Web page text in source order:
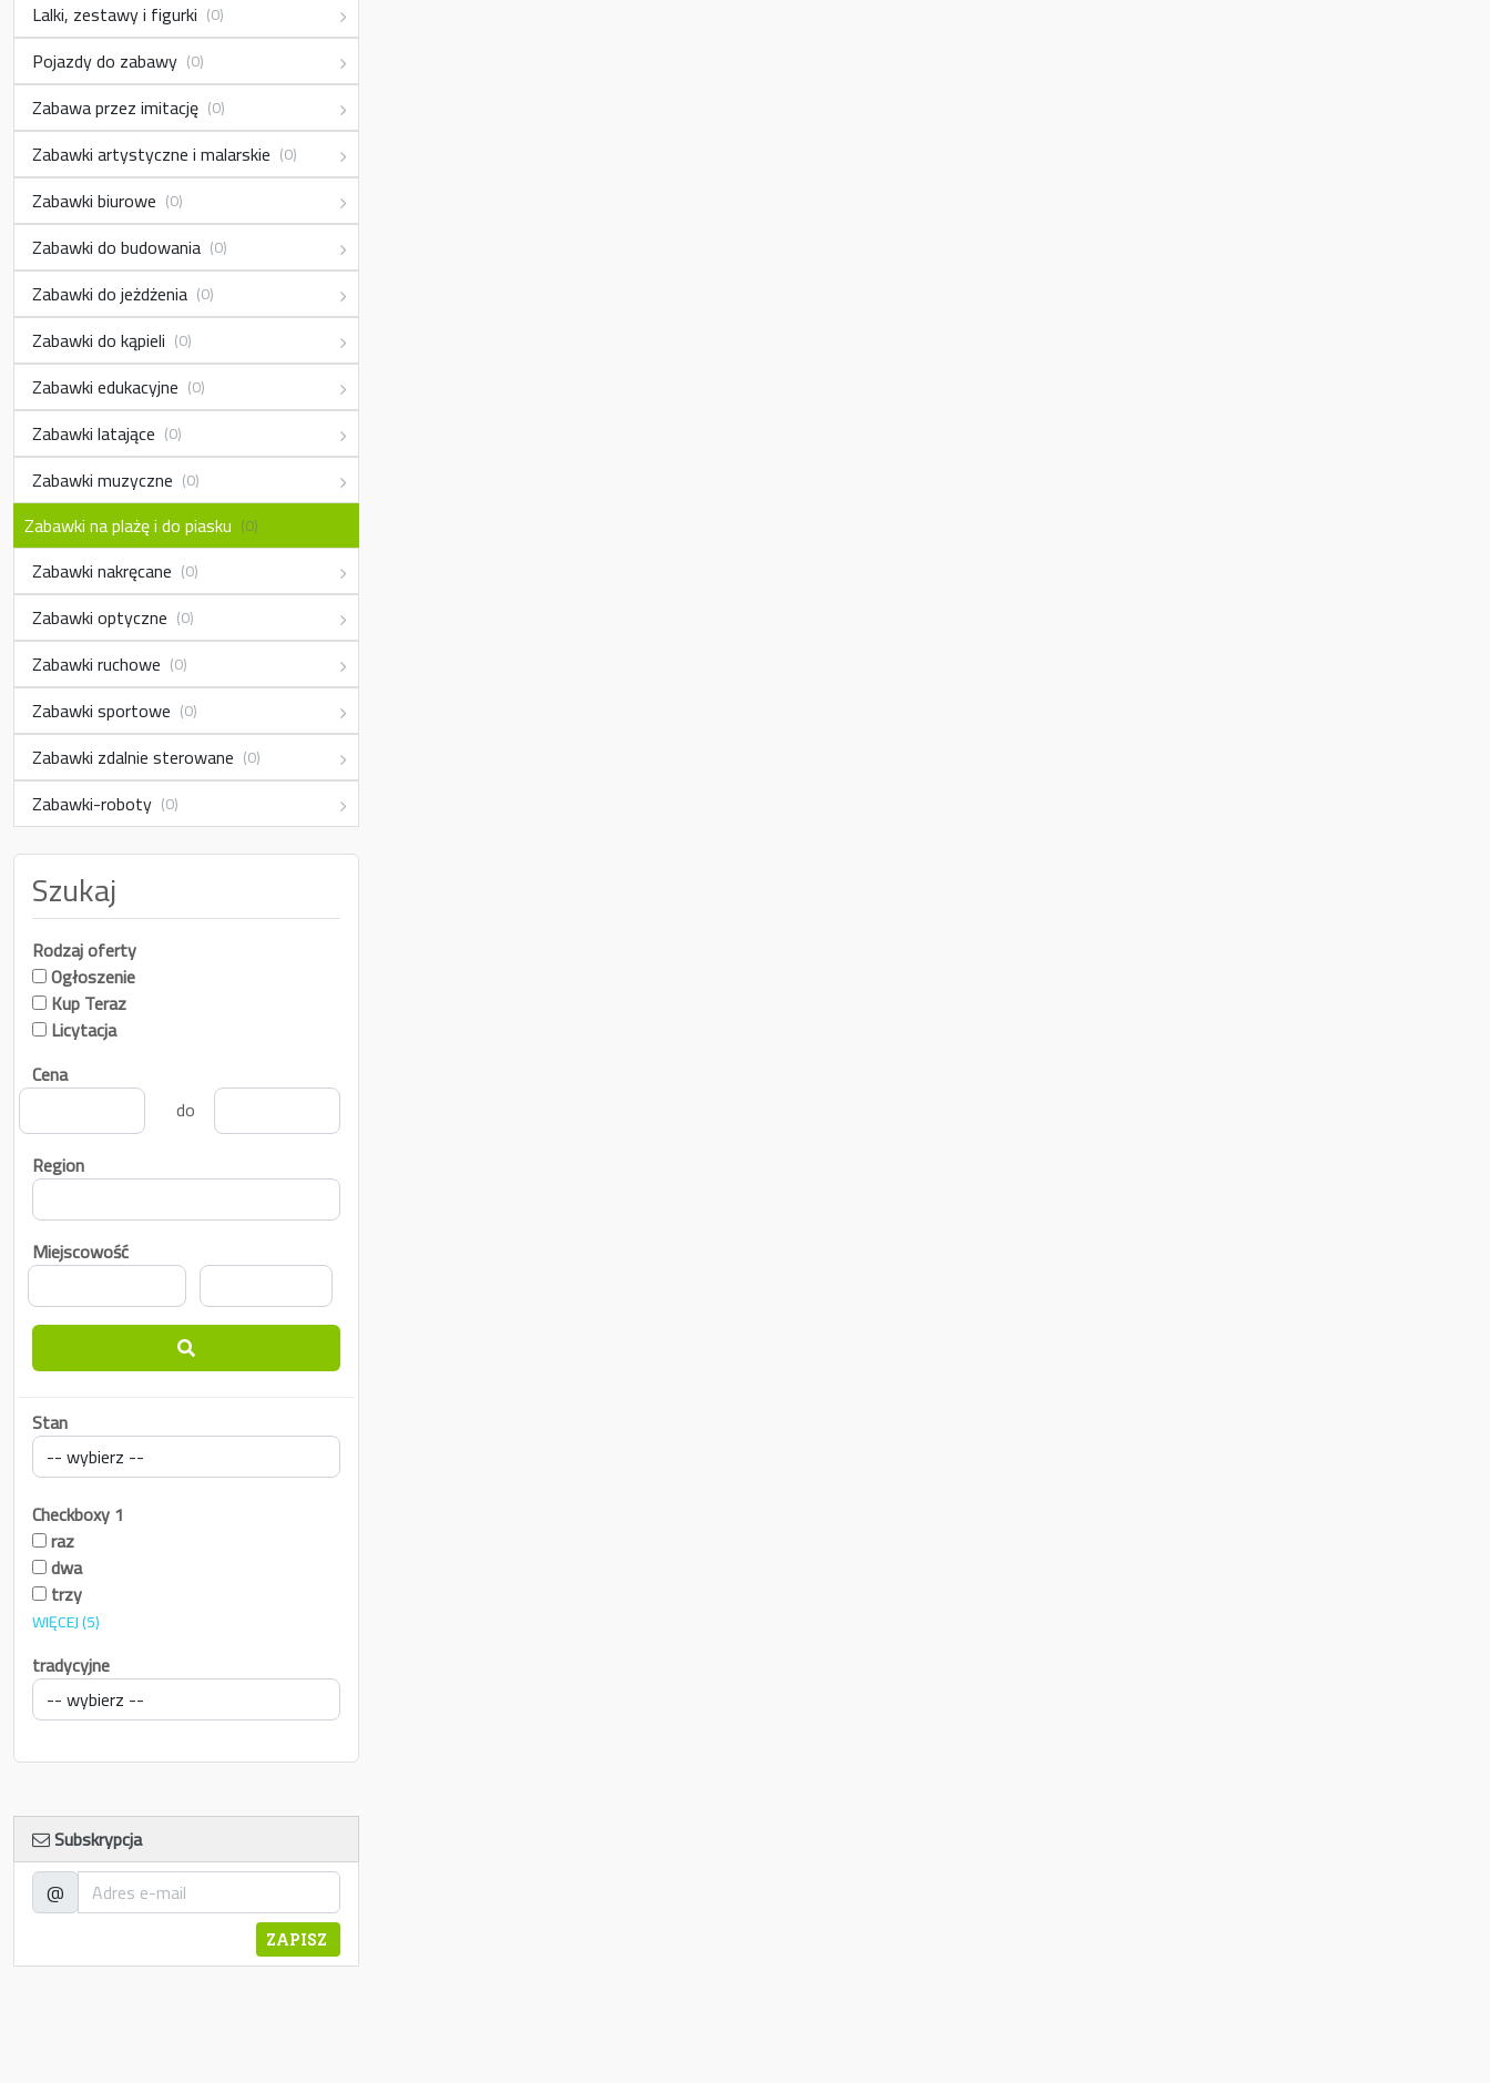
Lalki, zestawy i figurki (0)
Pojazdy do zabawy (0)
Zabawa przez imitację (0)
Zabawki artystyczne i malarskie (0)
Zabawki biurowe (0)
Zabawki do budowania (0)
Zabawki do jeżdżenia (0)
Zabawki do kąpieli (0)
Zabawki edukacyjne (0)
Zabawki latające (0)
Zabawki muzyczne (0)
Zabawki na plażę i do piasku (0)
Zabawki nakręcane (0)
Zabawki optyczne (0)
Zabawki ruchowe (0)
Zabawki sportowe (0)
Zabawki zdalnie sterowane (0)
Zabawki-roboty (0)
Szukaj
Rodzaj oferty
Ogłoszenie
Kup Teraz
Licytacja
Cena
do
Region
Miejscowość
Stan
Checkboxy 1
raz
dwa
trzy
WIĘCEJ(5)
tradycyjne
Subskrypcja
@
ZAPISZ